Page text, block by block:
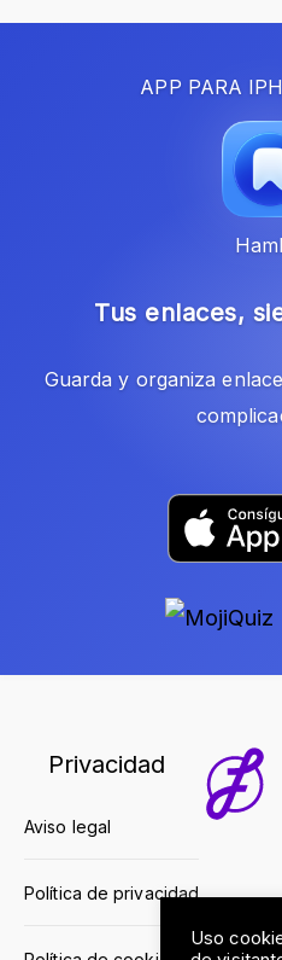
APP PARA
Tus enlaces,
Guarda y organiza
Privacidad
Aviso legal
Política de privacidad
Uso